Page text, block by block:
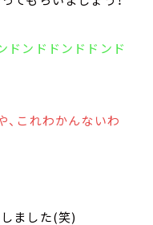
ドンドドンドドンド
これわかんないわ
ました(笑)